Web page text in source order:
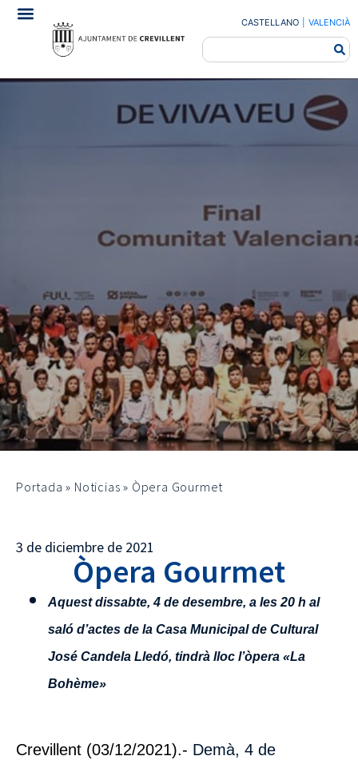
CASTELLANO VALENCIÀ
Portada » Noticias » Òpera Gourmet
3 de diciembre de 2021
Òpera Gourmet
Aquest dissabte, 4 de desembre, a les 20 h al
saló d’actes de la Casa Municipal de Cultural
José Candela Lledó, tindrà lloc l’òpera «La
Bohème»
Crevillent (03/12/2021).- Demà, 4 de